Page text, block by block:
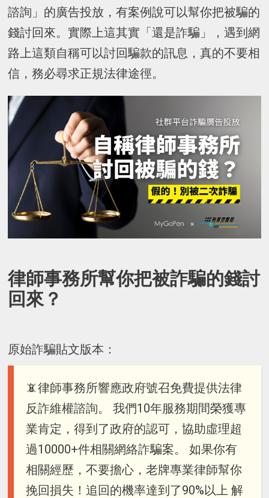
諮詢」的廣告投放，有案例說可以幫你把被騙的
錢討回來。實際上這其實「還是詐騙」，遇到網
路上這類自稱可以討回騙款的訊息，真的不要相
信，務必尋求正規法律途徑。
律師事務所幫你把被詐騙的錢討
回來？
原始詐騙貼文版本：
📵律師事務所響應政府號召免費提供法律
反詐維權諮詢。 我們10年服務期間榮獲專
業肯定，得到了政府的認可，協助虛理超
過10000+件相關網絡詐騙案。 如果你有
相關經歷，不要擔心，老牌專業律師幫你
挽回損失！追回的機率達到了90%以上 解